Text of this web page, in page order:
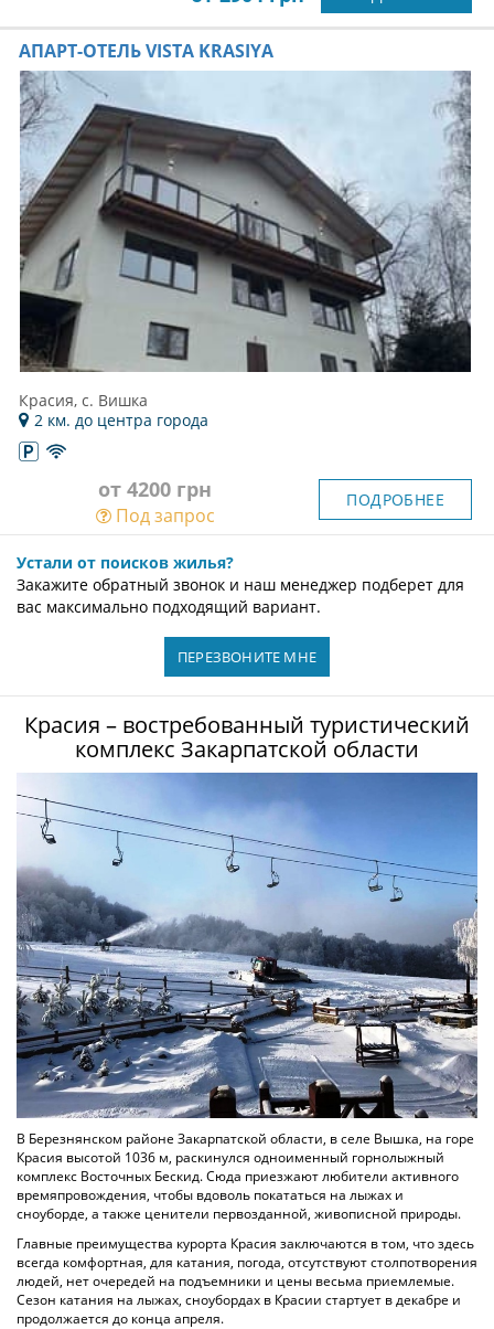
АПАРТ-ОТЕЛЬ VISTA KRASIYA
Красия, с. Вишка
2 км. до центра города
от 4200 грн
Под запрос
ПОДРОБНЕЕ
Устали от поисков жилья?
Закажите обратный звонок и наш менеджер подберет для
вас максимально подходящий вариант.
ПЕРЕЗВОНИТЕ МНЕ
Красия – востребованный туристический
комплекс Закарпатской области
В Березнянском районе Закарпатской области, в селе Вышка, на горе
Красия высотой 1036 м, раскинулся одноименный горнолыжный
комплекс Восточных Бескид. Сюда приезжают любители активного
времяпровождения, чтобы вдоволь покататься на лыжах и
сноуборде, а также ценители первозданной, живописной природы.
Главные преимущества курорта Красия заключаются в том, что здесь
всегда комфортная, для катания, погода, отсутствуют столпотворения
людей, нет очередей на подъемники и цены весьма приемлемые.
Сезон катания на лыжах, сноубордах в Красии стартует в декабре и
продолжается до конца апреля.